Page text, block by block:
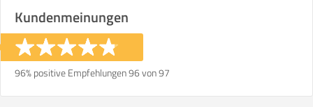
Kundenmeinungen
96% positive Empfehlungen 96 von 97